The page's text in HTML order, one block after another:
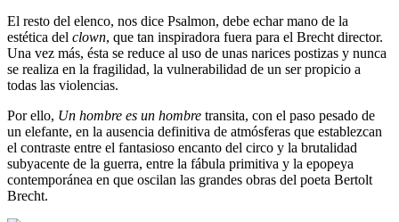
El resto del elenco, nos dice Psalmon, debe echar mano de la
estética del clown, que tan inspiradora fuera para el Brecht director.
Una vez más, ésta se reduce al uso de unas narices postizas y nunca
se realiza en la fragilidad, la vulnerabilidad de un ser propicio a
todas las violencias.
Por ello, Un hombre es un hombre transita, con el paso pesado de
un elefante, en la ausencia definitiva de atmósferas que establezcan
el contraste entre el fantasioso encanto del circo y la brutalidad
subyacente de la guerra, entre la fábula primitiva y la epopeya
contemporánea en que oscilan las grandes obras del poeta Bertolt
Brecht.